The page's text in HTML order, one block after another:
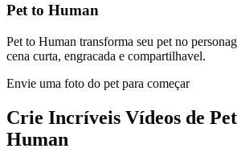
Pet to Human
Pet to Human transforma seu pet no
cena curta, engracada e compartilhavel.
Envie uma foto do pet para começar
Crie Incríveis Vídeos de
Human